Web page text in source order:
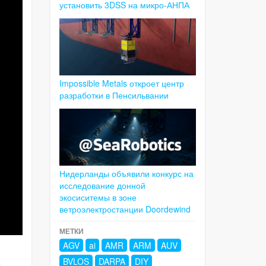
установить 3DSS на микро-АНПА
Impossible Metals откроет центр
разработки в Пенсильвании
Нидерланды объявили конкурс на
исследование донной
экосиситемы в зоне
ветроэлектростанции Doordewind
МЕТКИ
AGV ai AMR ARM
AUV
BVLOS
DARPA
DIY